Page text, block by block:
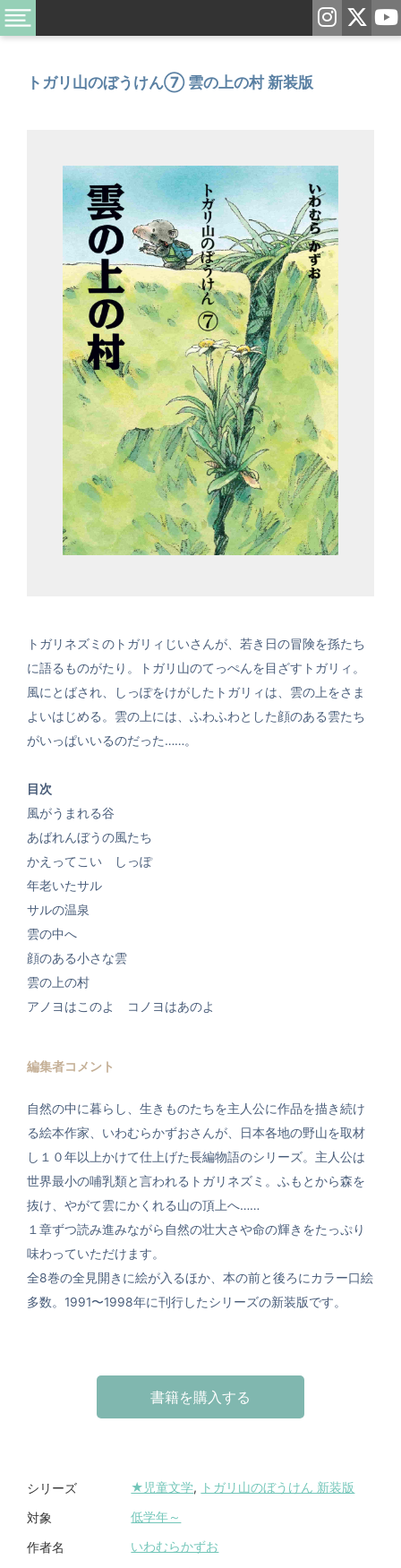
トガリ山のぼうけん⑦ 雲の上の村 新装版
トガリネズミのトガリィじいさんが、若き日の冒険を孫たち
に語るものがたり。トガリ山のてっぺんを目ざすトガリィ。
風にとばされ、しっぽをけがしたトガリィは、雲の上をさま
よいはじめる。雲の上には、ふわふわとした顔のある雲たち
がいっぱいいるのだった……。
目次
風がうまれる谷
あばれんぼうの風たち
かえってこい しっぽ
年老いたサル
サルの温泉
雲の中へ
顔のある小さな雲
雲の上の村
アノヨはこのよ コノヨはあのよ
編集者コメント
自然の中に暮らし、生きものたちを主人公に作品を描き続け
る絵本作家、いわむらかずおさんが、日本各地の野山を取材
し１０年以上かけて仕上げた長編物語のシリーズ。主人公は
世界最小の哺乳類と言われるトガリネズミ。ふもとから森を
抜け、やがて雲にかくれる山の頂上へ……
１章ずつ読み進みながら自然の壮大さや命の輝きをたっぷり
味わっていただけます。
全8巻の全見開きに絵が入るほか、本の前と後ろにカラー口絵
多数。1991〜1998年に刊行したシリーズの新装版です。
書籍を購入する
シリーズ ★児童文学, トガリ山のぼうけん 新装版
対象 低学年～
作者名 いわむらかずお